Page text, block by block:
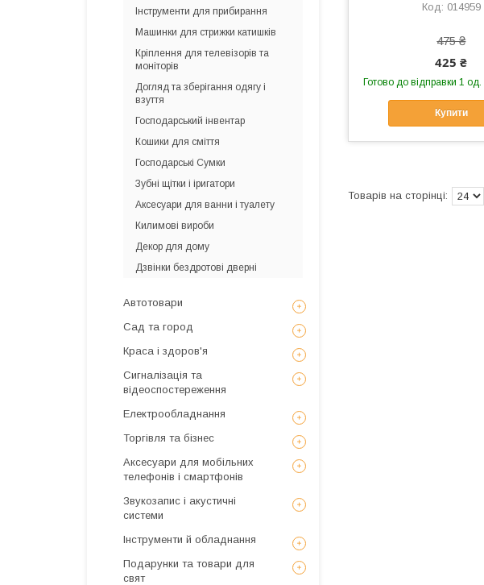
014959
475 ₴
425 ₴
Готово до відправки 1 од.
Купити
Інструменти для прибирання
Машинки для стрижки катишків
Кріплення для телевізорів та
моніторів
Догляд та зберігання одягу і
взуття
Господарський інвентар
Кошики для сміття
Господарські Сумки
Зубні щітки і іригатори
Аксесуари для ванни і туалету
Килимові вироби
Декор для дому
Дзвінки бездротові дверні
Автотовари
Сад та город
Краса і здоров'я
Сигналізація та
відеоспостереження
Електрообладнання
Торгівля та бізнес
Аксесуари для мобільних
телефонів і смартфонів
Звукозапис і акустичні
системи
Інструменти й обладнання
Подарунки та товари для
свят